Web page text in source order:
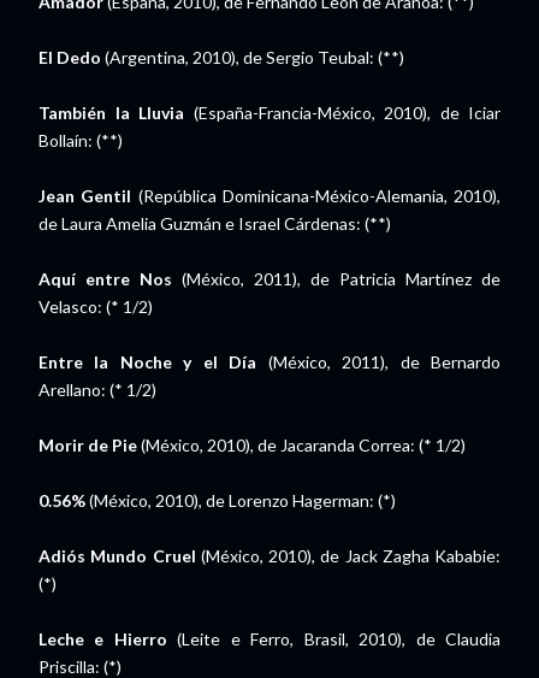
El Dedo (Argentina, 2010), de Sergio Teubal: (**)
También la Lluvia (España-Francia-México, 2010), de Iciar
Bollaín: (**)
Jean Gentil (República Dominicana-México-Alemania, 2010),
de Laura Amelia Guzmán e Israel Cárdenas: (**)
Aquí entre Nos (México, 2011), de Patricia Martínez de
Velasco: (* 1/2)
Entre la Noche y el Día (México, 2011), de Bernardo
Arellano: (* 1/2)
Morir de Pie(México, 2010), de Jacaranda Correa: (* 1/2)
0.56%(México, 2010), de Lorenzo Hagerman: (*)
Adiós Mundo Cruel (México, 2010), de Jack Zagha Kababie:
(*)
Leche e Hierro (Leite e Ferro, Brasil, 2010), de Claudia
Priscilla: (*)